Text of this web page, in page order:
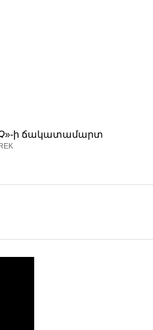
ի ճակատամարտ